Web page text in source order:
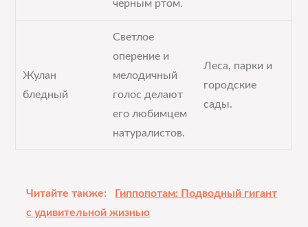
черным ртом.
Жулан
бледный
Светлое
оперение и
мелодичный
голос делают
его любимцем
натуралистов.
Леса, парки и
городские
сады.
Читайте также:
Гиппопотам: Подводный гигант
с удивительной жизнью